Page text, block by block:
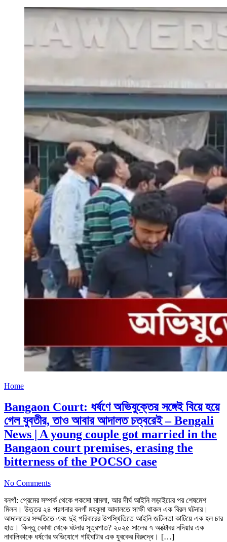
Home
Bangaon Court: ধর্ষণে অভিযুক্তের সঙ্গেই বিয়ে হয়ে
গেল যুবতীর, তাও আবার আদালত চত্বরেই – Bengali
News | A young couple got married in the
Bangaon court premises, erasing the
bitterness of the POCSO case
No Comments
বনগাঁ: প্রেমের সম্পর্ক থেকে পকসো মামলা, আর দীর্ঘ আইনি লড়াইয়ের পর শেষমেশ
মিলন। উত্তর ২৪ পরগনার বনগাঁ মহকুমা আদালতে সাক্ষী থাকল এক বিরল ঘটনার।
আদালতের সম্মতিতে এবং দুই পরিবারের উপস্থিতিতে আইনি জটিলতা কাটিয়ে এক হল চার
হাত। কিন্তু কোথা থেকে ঘটনার সূত্রপাত? ২০২৫ সালের ৭ অক্টোবর নদিয়ার এক
নাবালিকাকে ধর্ষণের অভিযোগে গাইঘাটার এক যুবকের বিরুদ্ধে। […]